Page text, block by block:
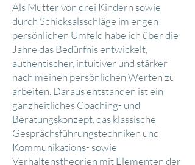
Als Mutter von drei Kindern sowie
durch Schicksalsschläge im engen
persönlichen Umfeld habe ich über die
Jahre das Bedürfnis entwickelt,
authentischer, intuitiver und stärker
nach meinen persönlichen Werten zu
arbeiten. Daraus entstanden ist ein
ganzheitliches Coaching- und
Beratungskonzept, das klassische
Gesprächsführungstechniken und
Kommunikations- sowie
Verhaltenstheorien mit Elementen der